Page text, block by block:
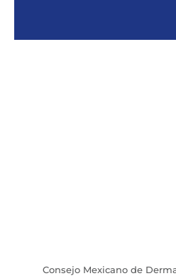
Consejo Mexicano de